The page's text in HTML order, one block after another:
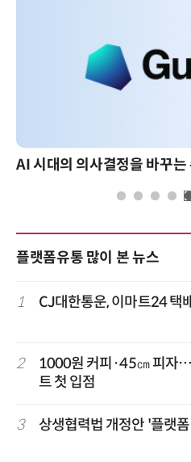
플랫폼유통 많이 본 뉴스
1 CJ대한통운, 이마트24 택
2
1000원 커피·45㎝ 피자
트 첫 입점
3 상생협력법 개정안 '플랫